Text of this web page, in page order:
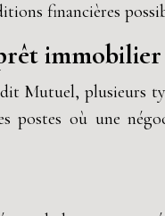
financières
Mutuel, plusieurs
où une